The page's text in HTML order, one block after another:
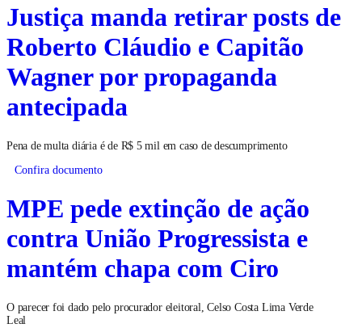
Justiça manda retirar posts de
Roberto Cláudio e Capitão
Wagner por propaganda
antecipada
Pena de multa diária é de R$ 5 mil em caso de descumprimento
Confira documento
MPE pede extinção de ação
contra União Progressista e
mantém chapa com Ciro
O parecer foi dado pelo procurador eleitoral, Celso Costa Lima Verde
Leal